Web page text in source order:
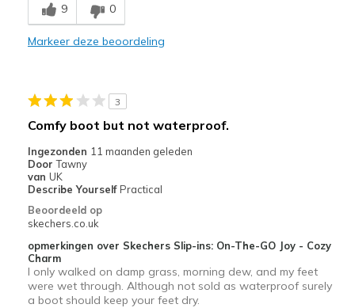
So, so, very comfy!
They can be quite warm so I wear thinner socks!
Beste toepassingen
Casual Wear
Going Out
Special Occasions
9 0
Markeer deze beoordeling
3
Comfy boot but not waterproof.
Ingezonden 11 maanden geleden
Door Tawny
van UK
Describe Yourself Practical
Beoordeeld op
skechers.co.uk
opmerkingen over Skechers Slip-ins: On-The-GO Joy - Cozy
Charm
I only walked on damp grass, morning dew, and my feet
were wet through. Although not sold as waterproof surely
a boot should keep your feet dry.